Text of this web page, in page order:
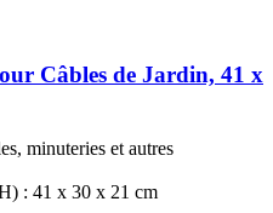
Câbles de Jardin, 41 x
minuteries et autres
: 41 x 30 x 21 cm